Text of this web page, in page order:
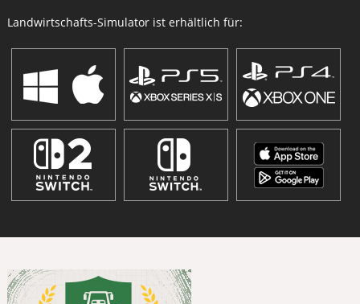
Landwirtschafts-Simulator ist erhältlich für: